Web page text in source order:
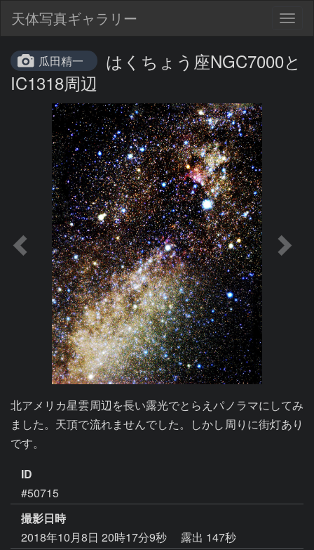
天体写真ギャラリー
瓜田精一
はくちょう座NGC7000と
IC1318周辺
北アメリカ星雲周辺を長い露光でとらえパノラマにしてみ
ました。天頂で流れませんでした。しかし周りに街灯あり
です。
ID
#50715
撮影日時
2018年10月8日 20時17分9秒
露出 147秒